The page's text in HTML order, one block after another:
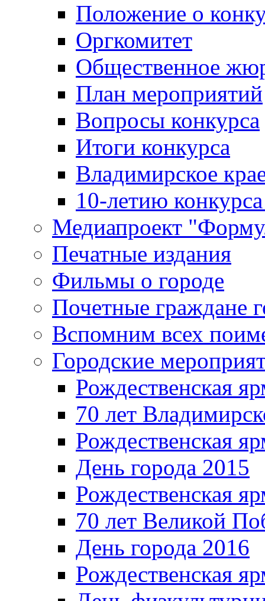
Положение о
Оргкомитет
Общественное
План мероприятий
Вопросы конкурса
Итоги конкурса
Владимирское
10-летию
Медиапроект
Печатные издания
Фильмы о городе
Почетные граждане
Вспомним всех
Городские
Рождественская
70 лет
Рождественская
День города 2015
Рождественская
70 лет Великой
День города 2016
Рождественская